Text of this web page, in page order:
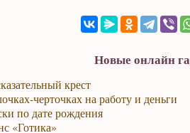
Новые онлайн
крест
черточках на работу и деньги
по дате рождения
«Готика»